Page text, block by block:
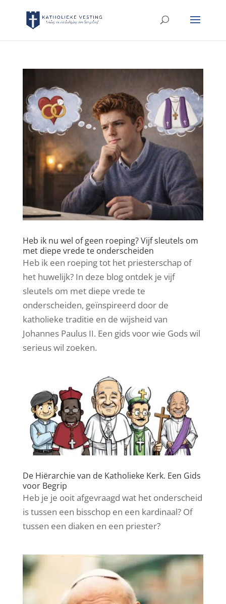
Heb ik nu wel of geen roeping? Vijf sleutels om
met diepe vrede te onderscheiden
Heb ik een roeping tot het priesterschap of
het huwelijk? In deze blog ontdek je vijf
sleutels om met diepe vrede te
onderscheiden, geïnspireerd door de
katholieke traditie en de wijsheid van
Johannes Paulus II. Een gids voor wie Gods wil
serieus wil zoeken.
De Hiërarchie van de Katholieke Kerk. Een Gids
voor Begrip
Heb je je ooit afgevraagd wat het onderscheid
is tussen een bisschop en een kardinaal? Of
tussen een diaken en een priester?